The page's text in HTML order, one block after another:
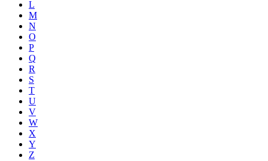
L
M
N
O
P
Q
R
S
T
U
V
W
X
Y
Z